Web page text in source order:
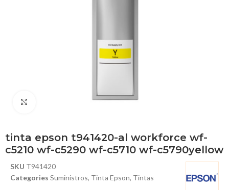
Haga Click para agrandar
tinta epson t941420-al workforce wf-
c5210 wf-c5290 wf-c5710 wf-c5790yellow
SKU T941420
Categories Suministros, Tinta Epson, Tintas